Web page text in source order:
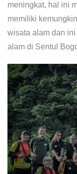
meningkat, hal ini
memiliki
wisata alam dan
alam di Sentul